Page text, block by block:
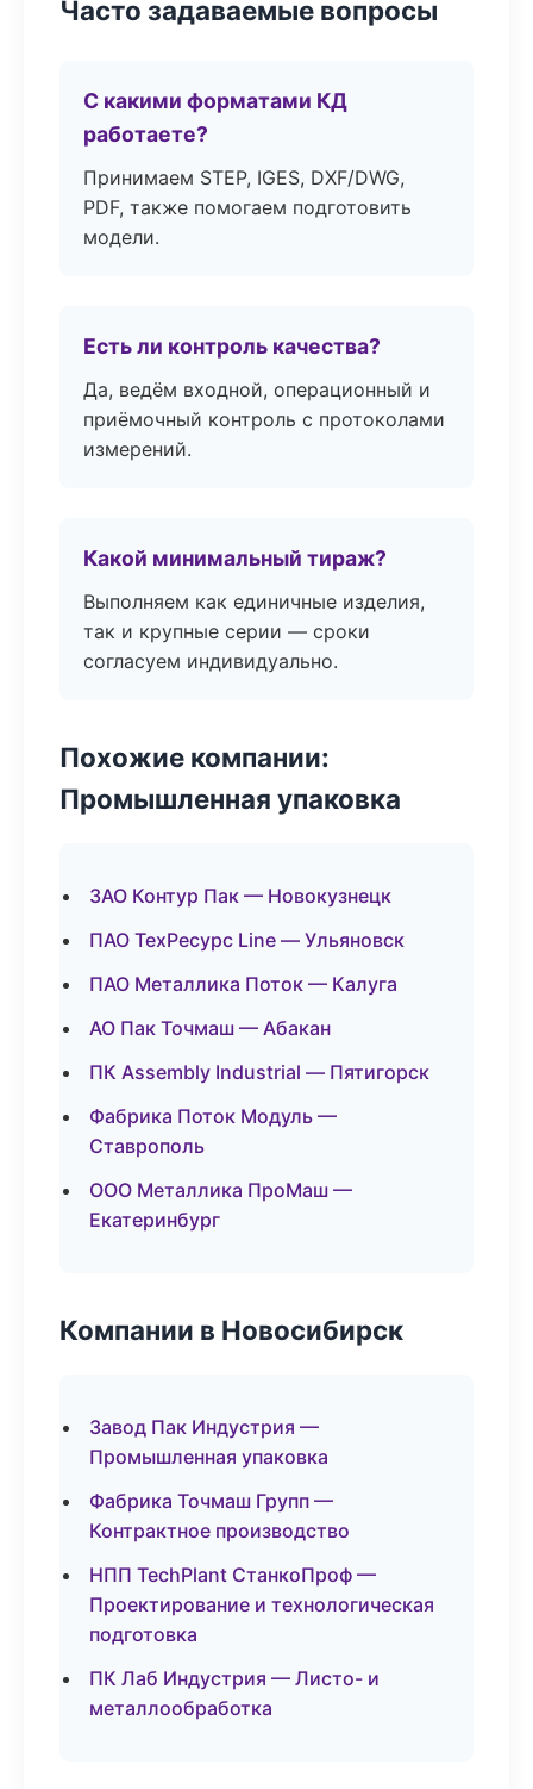
Часто задаваемые вопросы
С какими форматами КД
работаете?
Принимаем STEP, IGES, DXF/DWG,
PDF, также помогаем подготовить
модели.
Есть ли контроль качества?
Да, ведём входной, операционный и
приёмочный контроль с протоколами
измерений.
Какой минимальный тираж?
Выполняем как единичные изделия,
так и крупные серии — сроки
согласуем индивидуально.
Похожие компании:
Промышленная упаковка
ЗАО Контур Пак — Новокузнецк
ПАО ТехРесурс Line — Ульяновск
ПАО Металлика Поток — Калуга
АО Пак Точмаш — Абакан
ПК Assembly Industrial — Пятигорск
Фабрика Поток Модуль —
Ставрополь
ООО Металлика ПроМаш —
Екатеринбург
Компании в Новосибирск
Завод Пак Индустрия —
Промышленная упаковка
Фабрика Точмаш Групп —
Контрактное производство
НПП TechPlant СтанкоПроф —
Проектирование и технологическая
подготовка
ПК Лаб Индустрия — Листо- и
металлообработка